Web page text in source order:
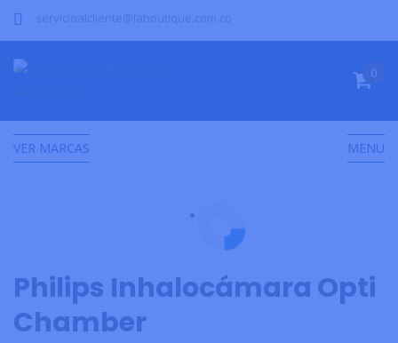
servicioalcliente@laboutique.com.co
0
VER MARCAS MENU
Philips Inhalocámara Opti
Chamber